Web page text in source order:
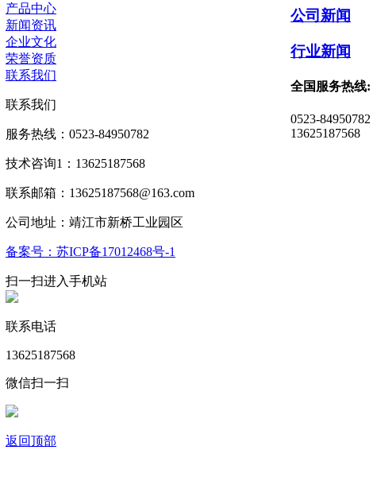
公司新闻
行业新闻
全国服务热线:
0523-84950782
13625187568
产品中心
新闻资讯
企业文化
荣誉资质
联系我们
联系我们
服务热线：0523-84950782
技术咨询1：13625187568
联系邮箱：13625187568@163.com
公司地址：靖江市新桥工业园区
备案号：苏ICP备17012468号-1
扫一扫进入手机站
联系电话
13625187568
微信扫一扫
返回顶部